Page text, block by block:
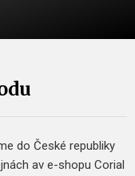
do České republiky
av e-shopu Corial